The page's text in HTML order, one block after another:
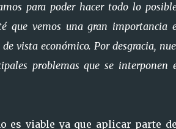
para poder hacer todo lo
que vemos una gran importancia
vista económico. Por desgracia,
problemas que se interponen
es viable ya que aplicar parte